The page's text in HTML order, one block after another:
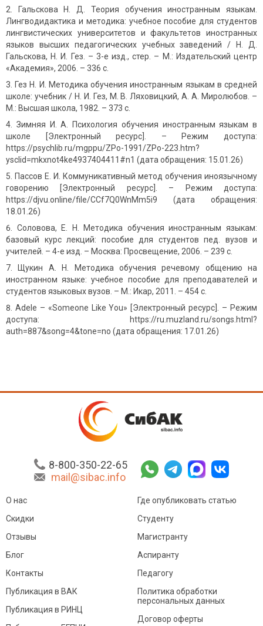
Гальскова Н. Д. Теория обучения иностранным языкам.
Лингводидактика и методика: учебное пособие для студентов
лингвистических университетов и факультетов иностранных
языков высших педагогических учебных заведений / Н. Д.
Гальскова, Н. И. Гез. – 3-е изд., стер. – М.: Издательский центр
«Академия», 2006. – 336 с.
Гез Н. И. Методика обучения иностранным языкам в средней
школе: учебник / Н. И. Гез, М. В. Ляховицкий, А. А. Миролюбов. –
М.: Высшая школа, 1982. – 373 с.
Зимняя И. А. Психология обучения иностранным языкам в
школе [Электронный ресурс]. – Режим доступа:
https://psychlib.ru/mgppu/ZPo-1991/ZPo-223.htm?
ysclid=mkxnot4ke4937404411#n1 (дата обращения: 15.01.26)
Пассов Е. И. Коммуникативный метод обучения иноязычному
говорению [Электронный ресурс]. – Режим доступа:
https://djvu.online/file/CCf7Q0WnMm5i9 (дата обращения:
18.01.26)
Соловова, Е. Н. Методика обучения иностранным языкам:
базовый курс лекций: пособие для студентов пед. вузов и
учителей. – 4-е изд. – Москва: Просвещение, 2006. – 239 с.
Щукин А. Н. Методика обучения речевому общению на
иностранном языке: учебное пособие для преподавателей и
студентов языковых вузов. – М.: Икар, 2011. – 454 с.
Adele – «Someone Like You» [Электронный ресурс]. – Режим
доступа: https://ru.muzland.ru/songs.html?
auth=887&song=4&tone=no (дата обращения: 17.01.26)
8-800-350-22-65
mail@sibac.info
О нас
Скидки
Отзывы
Блог
Контакты
Где опубликовать статью
Студенту
Магистранту
Аспиранту
Педагогу
Публикация в ВАК
Публикация в РИНЦ
Политика обработки
персональных данных
Договор оферты